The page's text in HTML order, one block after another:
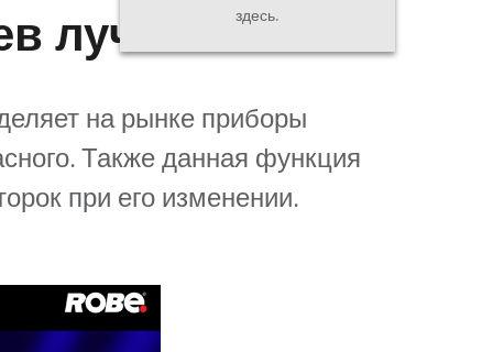
директорат
вакансии
юридическая информация
Middle East
Asia and Pacific
Germany
здесь.
луча
на рынке приборы
Также данная функция
при его изменении.